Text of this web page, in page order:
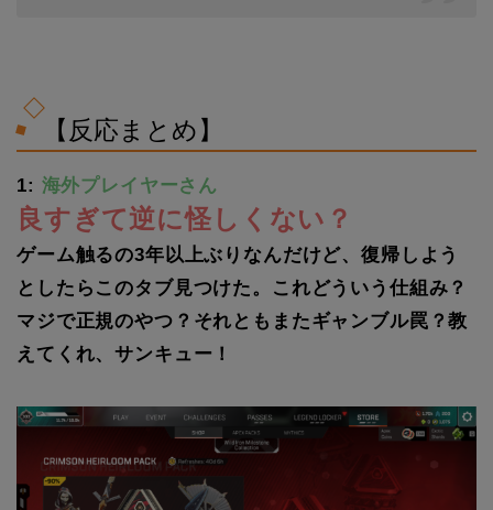
【反応まとめ】
1: 海外プレイヤーさん
良すぎて逆に怪しくない？
ゲーム触るの3年以上ぶりなんだけど、復帰しよう
としたらこのタブ見つけた。これどういう仕組み？
マジで正規のやつ？それともまたギャンブル罠？教
えてくれ、サンキュー！